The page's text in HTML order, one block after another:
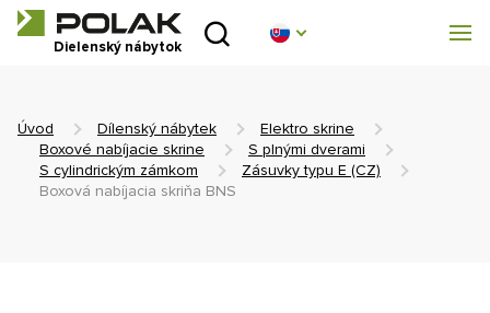
Dielenský nábytok
Úvod
O nás
Úvod Dílenský nábytek
Elektro skrine
Boxové nabíjacie skrine
S plnými dverami
S cylindrickým zámkom
Zásuvky typu E (CZ)
Boxová nabíjacia skriňa BNS